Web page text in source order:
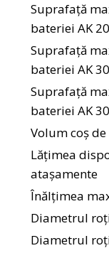
Suprafață
bateriei AK 20
Suprafață
bateriei AK 30
Suprafață
bateriei AK
Volum coș
Lățimea
atașamente
Înălțimea
Diametrul
Diametrul